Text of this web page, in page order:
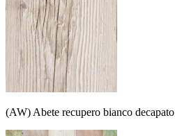
(AW) Abete recupero bianco decapato